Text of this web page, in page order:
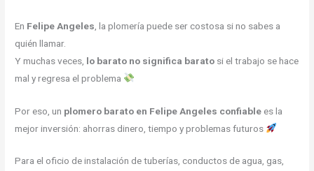
En Felipe Angeles , la plomería puede ser costosa si no sabes a
quién llamar.
Y muchas veces, lo barato no significa barato si el trabajo se hace
mal y regresa el problema
Por eso, un plomero barato en Felipe Angeles confiable es la
mejor inversión: ahorras dinero, tiempo y problemas futuros
Para el oficio de instalación de tuberías, conductos de agua, gas,